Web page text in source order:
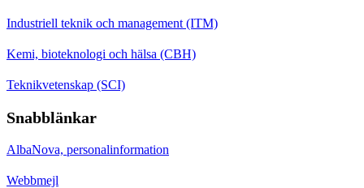
Industriell teknik och management (ITM)
Kemi, bioteknologi och hälsa (CBH)
Teknikvetenskap (SCI)
Snabblänkar
AlbaNova, personalinformation
Webbmejl